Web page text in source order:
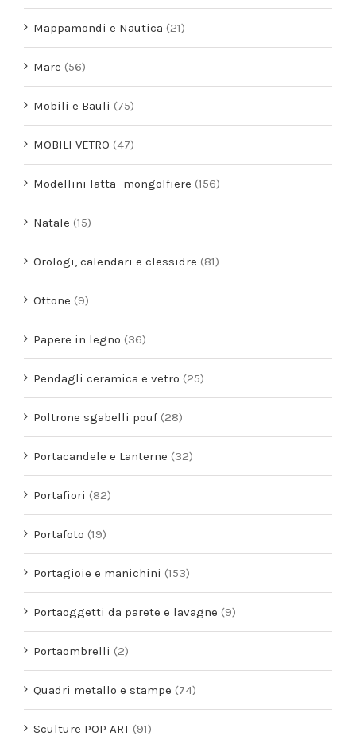
Mappamondi e Nautica (21)
Mare (56)
Mobili e Bauli (75)
MOBILI VETRO (47)
Modellini latta- mongolfiere (156)
Natale (15)
Orologi, calendari e clessidre (81)
Ottone (9)
Papere in legno (36)
Pendagli ceramica e vetro (25)
Poltrone sgabelli pouf (28)
Portacandele e Lanterne (32)
Portafiori (82)
Portafoto (19)
Portagioie e manichini (153)
Portaoggetti da parete e lavagne (9)
Portaombrelli (2)
Quadri metallo e stampe (74)
Sculture POP ART (91)